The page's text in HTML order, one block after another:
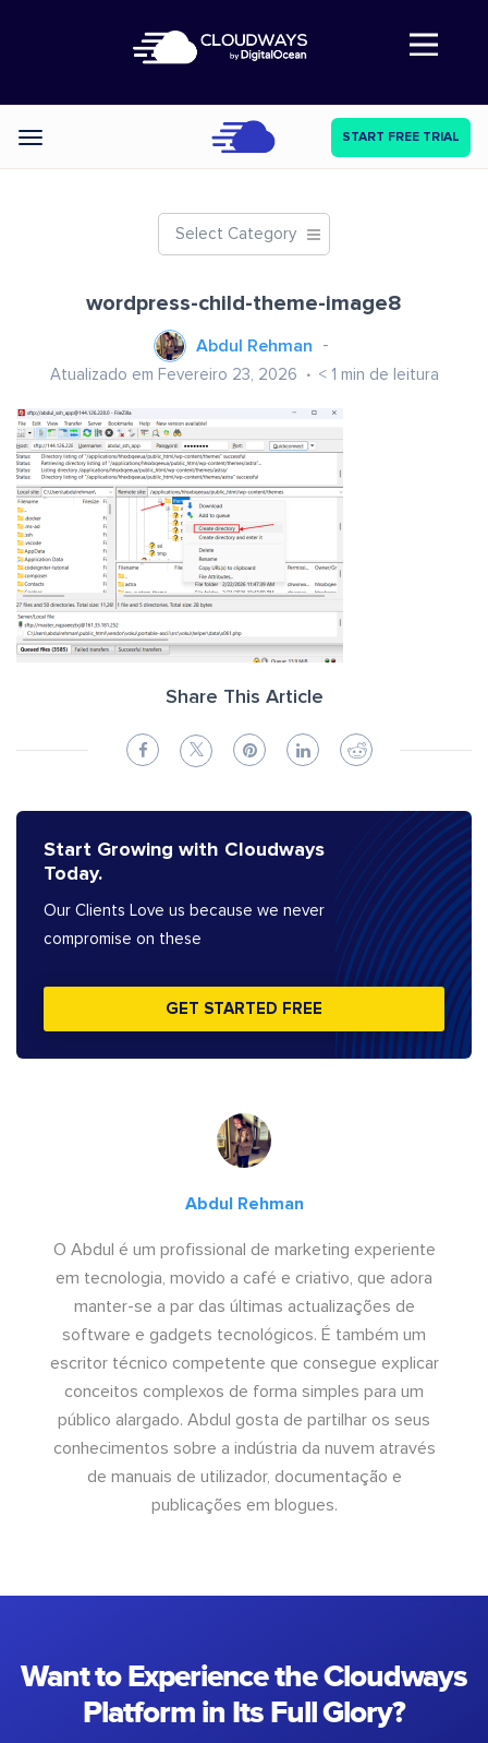
Abre a navegação
Categories START FREE TRIAL
Select Category
wordpress-child-theme-image8
Abdul Rehman
Atualizado em Fevereiro 23, 2026 < 1 min de leitura
Share This Article
Start Growing with Cloudways
Today.
Our Clients Love us because we never
compromise on these
GET STARTED FREE
Abdul Rehman
O Abdul é um profissional de marketing experiente
em tecnologia, movido a café e criativo, que adora
manter-se a par das últimas actualizações de
software e gadgets tecnológicos. É também um
escritor técnico competente que consegue explicar
conceitos complexos de forma simples para um
público alargado. Abdul gosta de partilhar os seus
conhecimentos sobre a indústria da nuvem através
de manuais de utilizador, documentação e
publicações em blogues.
Want to Experience the Cloudways
Platform in Its Full Glory?